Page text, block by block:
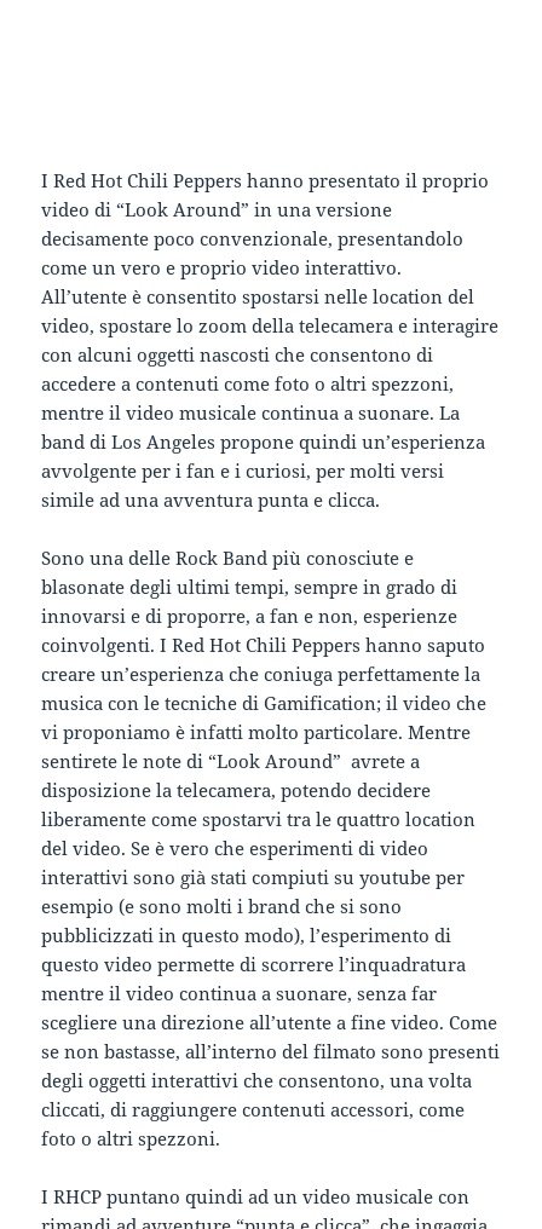
I Red Hot Chili Peppers hanno presentato il proprio
video di “Look Around” in una versione
decisamente poco convenzionale, presentandolo
come un vero e proprio video interattivo.
All’utente è consentito spostarsi nelle location del
video, spostare lo zoom della telecamera e interagire
con alcuni oggetti nascosti che consentono di
accedere a contenuti come foto o altri spezzoni,
mentre il video musicale continua a suonare. La
band di Los Angeles propone quindi un’esperienza
avvolgente per i fan e i curiosi, per molti versi
simile ad una avventura punta e clicca.
Sono una delle Rock Band più conosciute e
blasonate degli ultimi tempi, sempre in grado di
innovarsi e di proporre, a fan e non, esperienze
coinvolgenti. I Red Hot Chili Peppers hanno saputo
creare un’esperienza che coniuga perfettamente la
musica con le tecniche di Gamification; il video che
vi proponiamo è infatti molto particolare. Mentre
sentirete le note di “Look Around” avrete a
disposizione la telecamera, potendo decidere
liberamente come spostarvi tra le quattro location
del video. Se è vero che esperimenti di video
interattivi sono già stati compiuti su youtube per
esempio (e sono molti i brand che si sono
pubblicizzati in questo modo), l’esperimento di
questo video permette di scorrere l’inquadratura
mentre il video continua a suonare, senza far
scegliere una direzione all’utente a fine video. Come
se non bastasse, all’interno del filmato sono presenti
degli oggetti interattivi che consentono, una volta
cliccati, di raggiungere contenuti accessori, come
foto o altri spezzoni.
I RHCP puntano quindi ad un video musicale con